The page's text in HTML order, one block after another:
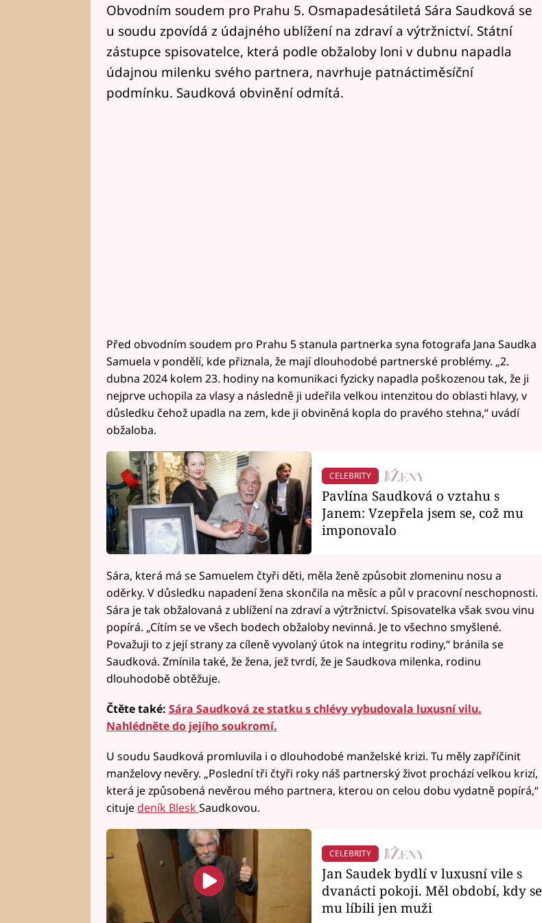
Obvodním soudem pro Prahu 5. Osmapadesátiletá Sára Saudková se
u soudu zpovídá z údajného ublížení na zdraví a výtržnictví. Státní
zástupce spisovatelce, která podle obžaloby loni v dubnu napadla
údajnou milenku svého partnera, navrhuje patnáctiměsíční
podmínku. Saudková obvinění odmítá.
Před obvodním soudem pro Prahu 5 stanula partnerka syna fotografa Jana Saudka
Samuela v pondělí, kde přiznala, že mají dlouhodobé partnerské problémy. „2.
dubna 2024 kolem 23. hodiny na komunikaci fyzicky napadla poškozenou tak, že ji
nejprve uchopila za vlasy a následně ji udeřila velkou intenzitou do oblasti hlavy, v
důsledku čehož upadla na zem, kde ji obviněná kopla do pravého stehna,“ uvádí
obžaloba.
CELEBRITY
Pavlína Saudková o vztahu s
Janem: Vzepřela jsem se, což mu
imponovalo
Sára, která má se Samuelem čtyři děti, měla ženě způsobit zlomeninu nosu a
oděrky. V důsledku napadení žena skončila na měsíc a půl v pracovní neschopnosti.
Sára je tak obžalovaná z ublížení na zdraví a výtržnictví. Spisovatelka však svou vinu
popírá. „Cítím se ve všech bodech obžaloby nevinná. Je to všechno smyšlené.
Považuji to z její strany za cíleně vyvolaný útok na integritu rodiny,“ bránila se
Saudková. Zmínila také, že žena, jež tvrdí, že je Saudkova milenka, rodinu
dlouhodobě obtěžuje.
Čtěte také: Sára Saudková ze statku s chlévy vybudovala luxusní vilu.
Nahlédněte do jejího soukromí.
U soudu Saudková promluvila i o dlouhodobé manželské krizi. Tu měly zapříčinit
manželovy nevěry. „Poslední tři čtyři roky náš partnerský život prochází velkou krizí,
která je způsobená nevěrou mého partnera, kterou on celou dobu vydatně popírá,“
cituje deník Blesk Saudkovou.
CELEBRITY
Jan Saudek bydlí v luxusní vile s
dvanácti pokoji. Měl období, kdy se
mu líbili jen muži